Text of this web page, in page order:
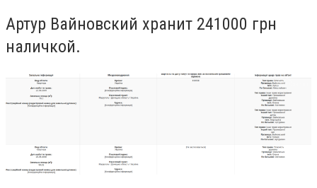
Артур Вайновский хранит 241000 грн
наличкой.